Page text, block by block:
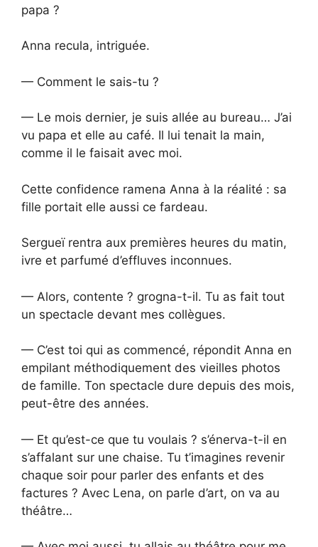
papa ?
Anna recula, intriguée.
— Comment le sais-tu ?
— Le mois dernier, je suis allée au bureau… J’ai
vu papa et elle au café. Il lui tenait la main,
comme il le faisait avec moi.
Cette confidence ramena Anna à la réalité : sa
fille portait elle aussi ce fardeau.
Sergueï rentra aux premières heures du matin,
ivre et parfumé d’effluves inconnues.
— Alors, contente ? grogna-t-il. Tu as fait tout
un spectacle devant mes collègues.
— C’est toi qui as commencé, répondit Anna en
empilant méthodiquement des vieilles photos
de famille. Ton spectacle dure depuis des mois,
peut-être des années.
— Et qu’est-ce que tu voulais ? s’énerva-t-il en
s’affalant sur une chaise. Tu t’imagines revenir
chaque soir pour parler des enfants et des
factures ? Avec Lena, on parle d’art, on va au
théâtre…